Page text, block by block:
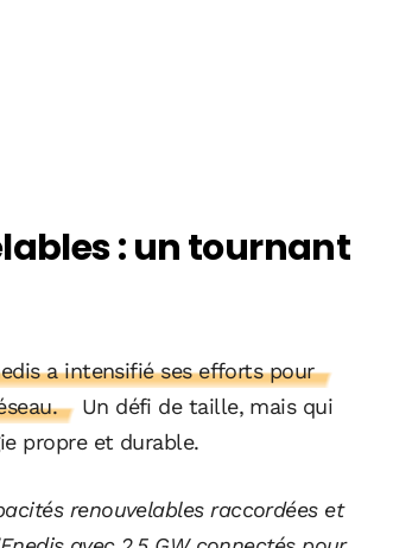
: un tournant
a intensifié ses efforts pour
Un défi de taille, mais qui
propre et durable.
renouvelables raccordées et